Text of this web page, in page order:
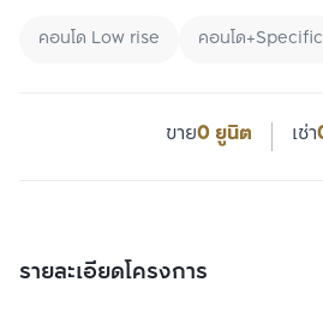
คอนโด Low rise คอนโด
ขาย0 ยูนิต เช่า
รายละเอียดโครงการ